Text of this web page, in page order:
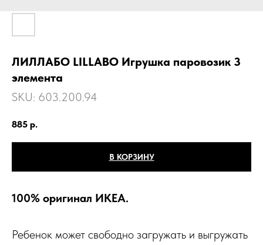
ЛИЛЛАБО LILLABO Игрушка паровозик 3
элемента
SKU: 603.200.94
885 р.
В КОРЗИНУ
100% оригинал ИКЕА.
Ребенок может свободно загружать и выгружать